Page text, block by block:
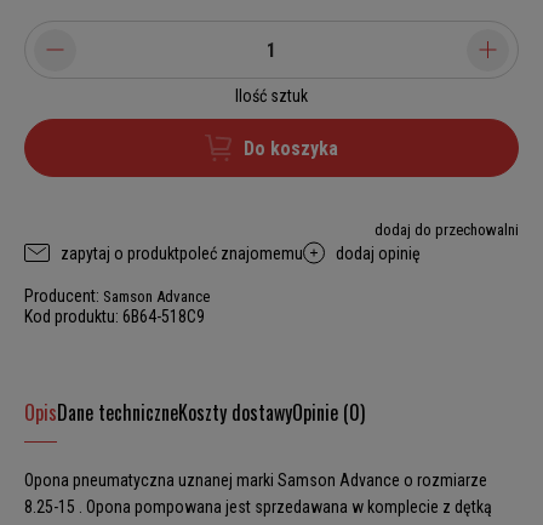
Ilość sztuk
Do koszyka
dodaj do przechowalni
zapytaj o produktpoleć znajomemu dodaj opinię
Producent: Samson Advance
Kod produktu: 6B64-518C9
OpisDane techniczneKoszty dostawyOpinie (0)
Opona pneumatyczna uznanej marki Samson Advance o rozmiarze
8.25-15 . Opona pompowana jest sprzedawana w komplecie z dętką